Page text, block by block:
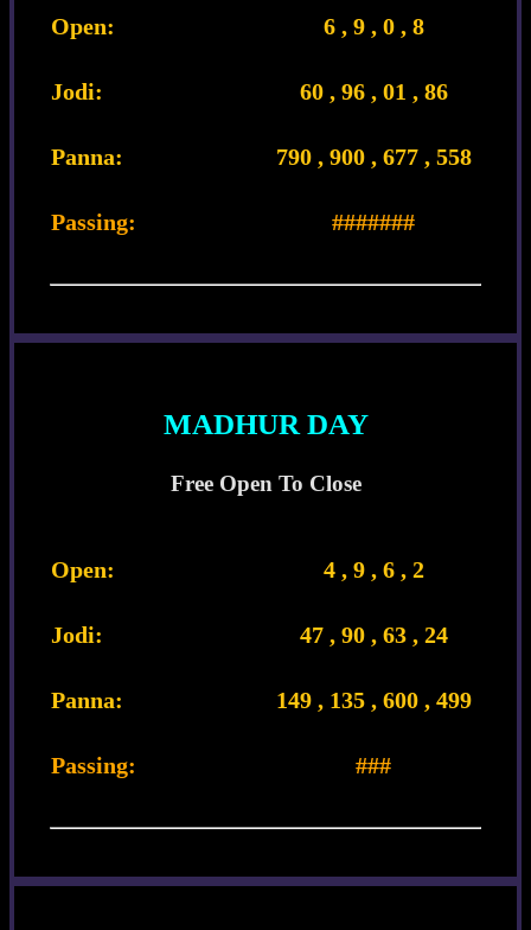
Open: 6 , 9 , 0 , 8
Jodi: 60 , 96 , 01 , 86
Panna: 790 , 900 , 677 , 558
Passing: #######
MADHUR DAY
Free Open To Close
Open: 4 , 9 , 6 , 2
Jodi: 47 , 90 , 63 , 24
Panna: 149 , 135 , 600 , 499
Passing: ###